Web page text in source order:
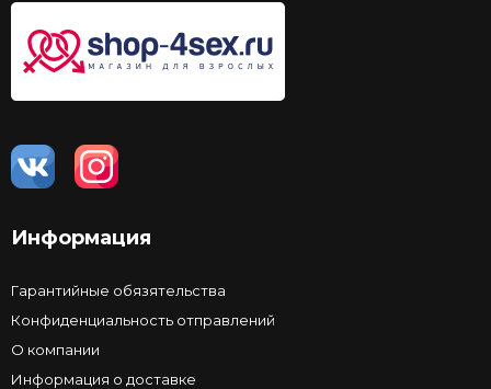
Информация
Гарантийные обязятельства
Конфиденциальность отправлений
О компании
Информация о доставке